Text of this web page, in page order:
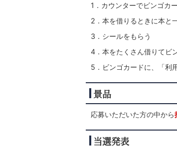
1．カウンターでビンゴカ
2．本を借りるときに本と
3．シールをもらう
4．本をたくさん借りてビ
5．ビンゴカードに、「利
景品
応募いただいた方の中から
当選発表